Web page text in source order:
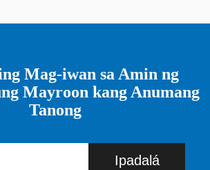
Mag-iwan sa Amin ng
Mayroon kang Anumang
Tanong
Ipadalá